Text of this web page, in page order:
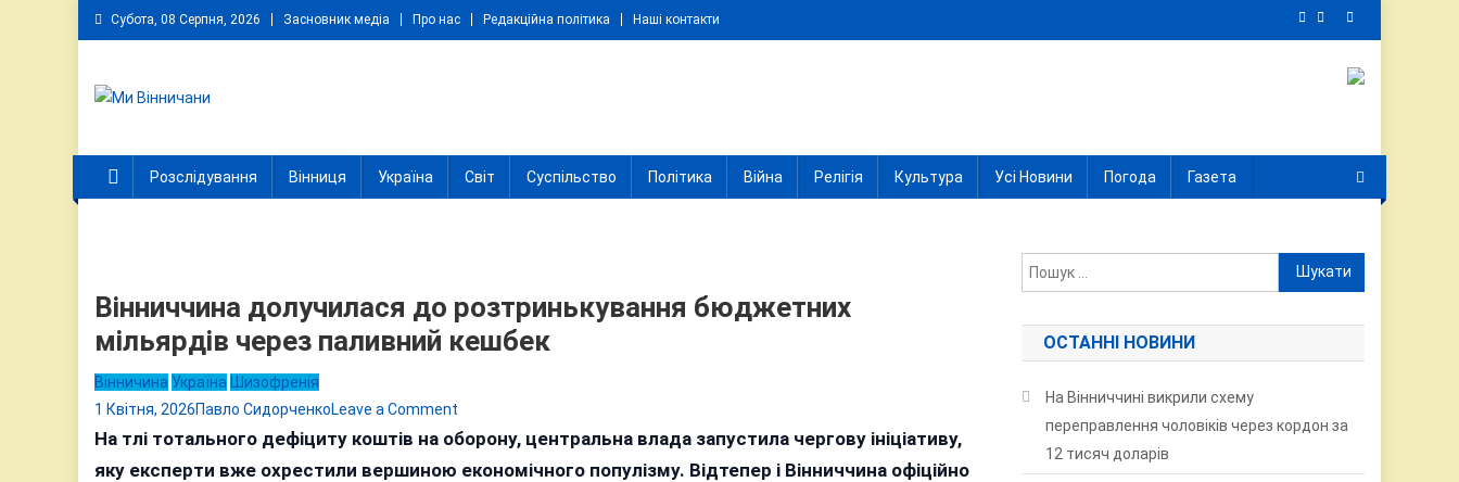
Skip
to
Субота, 08 Серпня, 2026 Засновник медіа Про нас Редакційна політика Наші контакти
Розслідування Вінниця Україна Світ Суспільство Політика Війна Релігія Культура Усі Новини Погода Газета
Вінниччина долучилася до розтринькування бюджетних
мільярдів через паливний кешбек
Вінничина Україна
Шизофренія
1 Квітня, 2026Павло СидорченкоLeave a Comment
Вінниччина
долучилася
На тлі тотального дефіциту коштів на оборону, центральна влада запустила чергову ініціативу,
яку експерти вже охрестили вершиною економічного популізму. Відтепер і Вінниччина офіційно
Пошук:
ОСТАННІ НОВИНИ
На Вінниччині викрили схему
переправлення чоловіків через кордон за
12 тисяч доларів